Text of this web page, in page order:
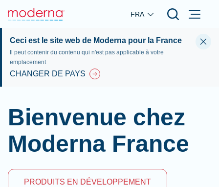
Skip to main content
FRA
Ceci est le site web de Moderna pour la France
Il peut contenir du contenu qui n'est pas applicable à votre
emplacement
CHANGER DE PAYS
Bienvenue chez
Moderna France
PRODUITS EN DÉVELOPPEMENT